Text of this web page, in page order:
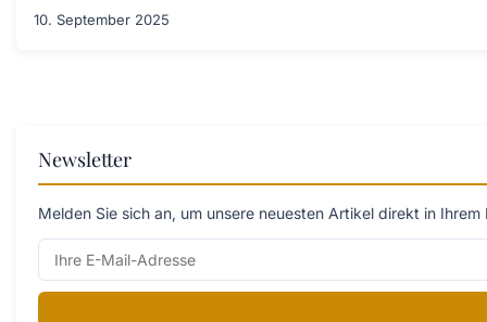
10. September 2025
Newsletter
Melden Sie sich an, um unsere neuesten Artikel direkt in